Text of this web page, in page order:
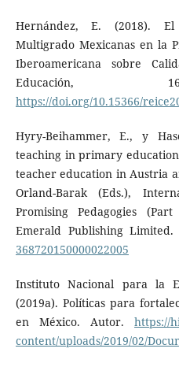
Hernández, E. (2018).
Multigrado Mexicanas en la
Iberoamericana sobre
Educación,
https://doi.org/10.15366/
Hyry-Beihammer, E., y
teaching in primary
teacher education in Austria
Orland-Barak (Eds.),
Promising Pedagogies
Emerald Publishing
368720150000022005
Instituto Nacional para la
(2019a). Políticas para
en México. Autor.https://
content/uploads/2019/02/